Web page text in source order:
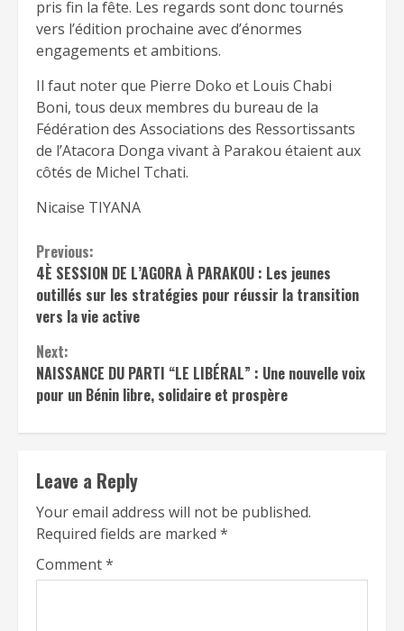
pris fin la fête. Les regards sont donc tournés
vers l’édition prochaine avec d’énormes
engagements et ambitions.
Il faut noter que Pierre Doko et Louis Chabi
Boni, tous deux membres du bureau de la
Fédération des Associations des Ressortissants
de l’Atacora Donga vivant à Parakou étaient aux
côtés de Michel Tchati.
Nicaise TIYANA
Continue
Reading
Previous:
4È SESSION DE L’AGORA À PARAKOU : Les jeunes
outillés sur les stratégies pour réussir la transition
vers la vie active
Next:
NAISSANCE DU PARTI “LE LIBÉRAL” : Une nouvelle voix
pour un Bénin libre, solidaire et prospère
Leave a Reply
Your email address will not be published.
Required fields are marked *
Comment*